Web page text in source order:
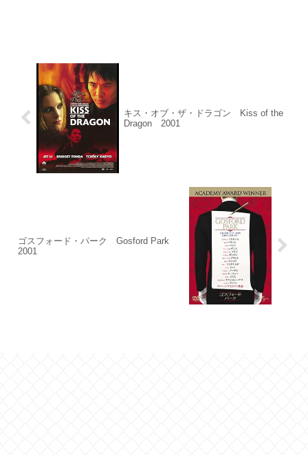
キス・オブ・ザ・ドラゴン Kiss of the
Dragon 2001
ゴスフォード・パーク Gosford Park
2001